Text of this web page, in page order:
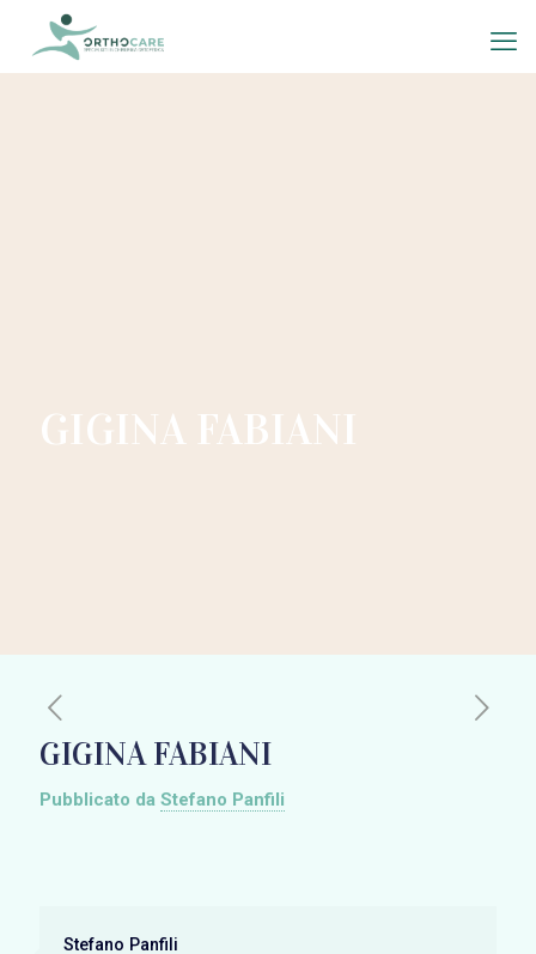
GIGINA FABIANI
GIGINA FABIANI
Pubblicato da Stefano Panfili
Stefano Panfili